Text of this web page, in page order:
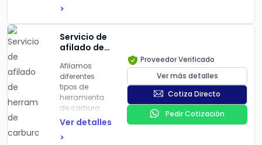
>
Servicio de
afilado de
de carburo
Afilamos
diferentes
tipos de
herramienta
de carburo:
Brocas
Ver detalles
>
Proveedor Verificado
Ver más detalles
Cotiza Directo
Pedir Cotización